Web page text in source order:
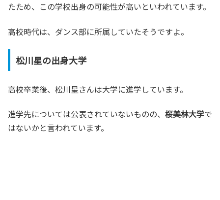
たため、この学校出身の可能性が高いといわれています。
高校時代は、ダンス部に所属していたそうですよ。
松川星の出身大学
高校卒業後、松川星さんは大学に進学しています。
進学先については公表されていないものの、 桜美林大学で
はないかと言われています。